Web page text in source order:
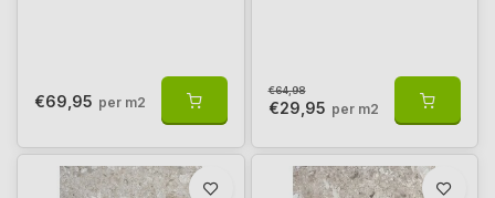
€69,95 per m2
€64,98
€29,95 per m2